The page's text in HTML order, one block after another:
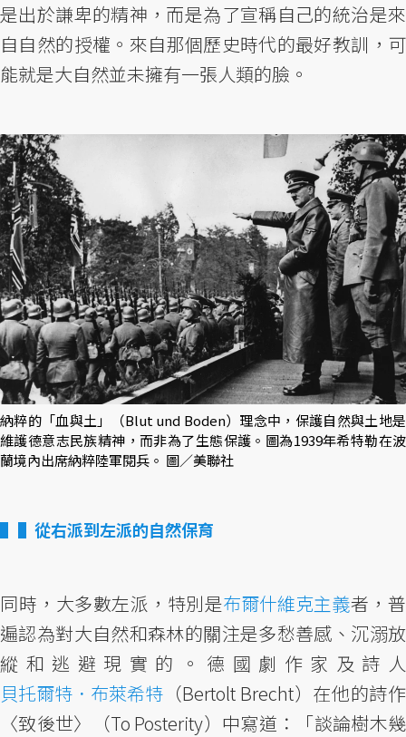
是出於謙卑的精神，而是為了宣稱自己的統治是來
自自然的授權。來自那個歷史時代的最好教訓，可
能就是大自然並未擁有一張人類的臉。
納粹的「血與土」（Blut und Boden）理念中，保護自然與土地是
維護德意志民族精神，而非為了生態保護。圖為1939年希特勒在波
蘭境內出席納粹陸軍閱兵。 圖／美聯社
▌從右派到左派的自然保育
同時，大多數左派，特別是布爾什維克主義者，普
遍認為對大自然和森林的關注是多愁善感、沉溺放
縱和逃避現實的。德國劇作家及詩人
貝托爾特．布萊希特 （Bertolt Brecht）在他的詩作
〈致後世〉（To Posterity）中寫道：「談論樹木幾